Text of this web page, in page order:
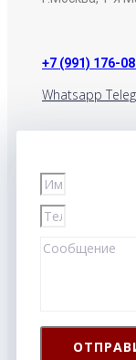
+7 (991) 176-
Whatsapp